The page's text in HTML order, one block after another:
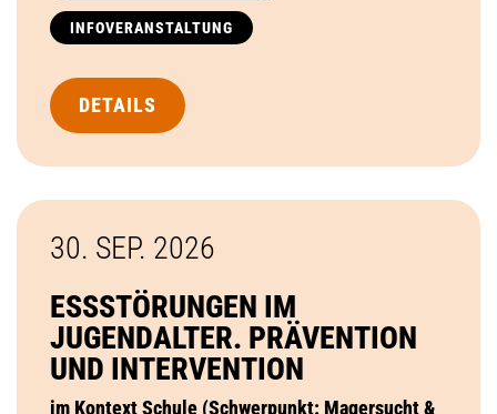
INFOVERANSTALTUNG
DETAILS
30. SEP. 2026
ESSSTÖRUNGEN IM
JUGENDALTER. PRÄVENTION
UND INTERVENTION
im Kontext Schule (Schwerpunkt: Magersucht &